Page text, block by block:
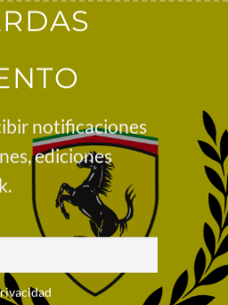
notificaciones
ediciones